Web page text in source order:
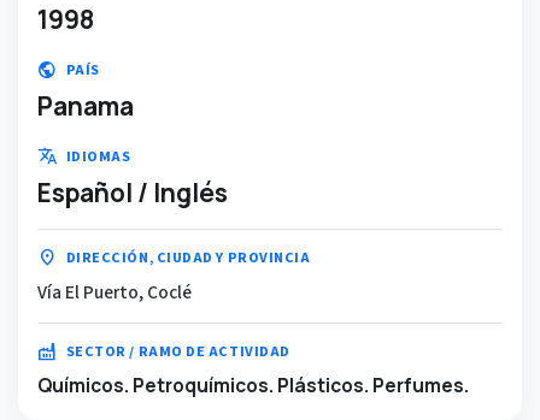
1998
public PAÍS
Panama
translate IDIOMAS
Español / Inglés
location_on DIRECCIÓN, CIUDAD Y PROVINCIA
Vía El Puerto, Coclé
factory SECTOR / RAMO DE ACTIVIDAD
Químicos. Petroquímicos. Plásticos. Perfumes.